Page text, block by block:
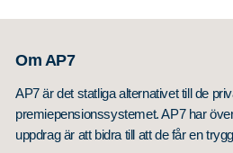
Om AP7
AP7 är det statliga alternativet till de
premiepensionssystemet. AP7 har
uppdrag är att bidra till att de får en